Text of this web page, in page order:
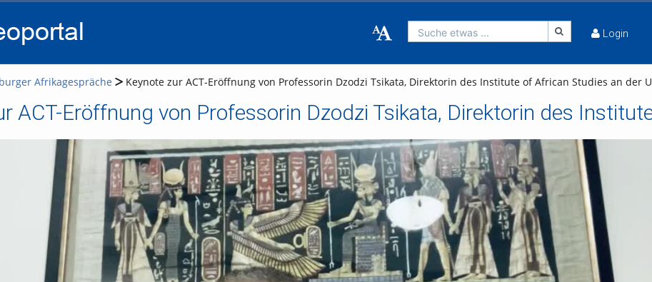
Suche etwas ... Login
Afrikagespräche Keynote zur ACT-Eröffnung von Professorin Dzodzi Tsikata, Direktorin des Institute of African Studies an der